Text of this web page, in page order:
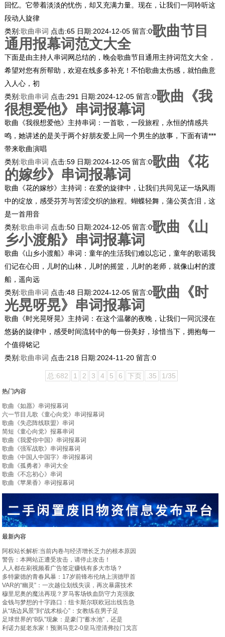
回忆。它带着淡淡的忧伤，却又充满力量。现在，让我们一同聆听这
段动人旋律
类别:歌曲串词 点击:65 日期:2024-12-05 留言:0歌曲节目
通用报幕词范文大全
下面是由主持人串词网总结的，晚会歌曲节目通用主持词范文大全，
希望对您有所帮助，欢迎在线多多补充！不怕歌曲太伤感，就怕曲意
入人心，初
类别:歌曲串词 点击:291 日期:2024-12-05 留言:0歌曲《我
很想爱他》串词报幕词
歌曲《我很想爱他》主持串词：一首歌，一段旅程，永恒的情感共
鸣，她讲述的是关于两个好朋友爱上同一个男生的故事，下面有请***
带来歌曲演唱
类别:歌曲串词 点击:59 日期:2024-12-05 留言:0歌曲《花
的嫁纱》串词报幕词
歌曲《花的嫁纱》主持词：在爱的旋律中，让我们共同见证一场风雨
中的绽放，感受芬芳与苦涩交织的旅程。蝴蝶轻舞，蒲公英含泪，这
是一首用音
类别:歌曲串词 点击:50 日期:2024-12-05 留言:0歌曲《山
乡小渡船》串词报幕词
歌曲《山乡小渡船》串词：童年的生活我们难以忘记，童年的歌谣我
们记在心田，儿时的山林，儿时的摇篮，儿时的老师，就像山村的渡
船，遥向远
类别:歌曲串词 点击:48 日期:2024-12-05 留言:0歌曲《时
光晃呀晃》串词报幕词
歌曲《时光晃呀晃》主持词：在这个温馨的夜晚，让我们一同沉浸在
悠扬的旋律中，感受时间流转中的每一份美好，珍惜当下，拥抱每一
个值得铭记
类别:歌曲串词 点击:218 日期:2024-11-20 留言:0
总:682 1 2 3 4 5 6 下页 .35 1/35
热门内容
歌曲《如愿》串词报幕词
六一节目儿歌《童心向党》串词报幕词
歌曲《失恋阵线联盟》串词
简短《童心向党》报幕串词
歌曲《我爱你中国》串词报幕词
歌曲《强军战歌》串词报幕词
歌曲《中国人中国字》串词报幕词
歌曲《孤勇者》串词大全
歌曲《不忘初心》串词
歌曲《苹果香》串词报幕词
最新内容
阿权站长解析:当前内卷与经济增长乏力的根本原因
警告：本网站正遭受攻击，请停止攻击！
人人都在刷视频看广告签定赚钱有多大市场？
多特蒙德的青春风暴：17岁前锋布伦纳上演德甲首
VAR的“幽灵”：一次越位划线失误，再次暴露技术
穆里尼奥的魔法再现？罗马客场铁血防守力克强敌
金钱与梦想的十字路口：纽卡斯尔联欧冠出线告急
从“场边风景”到“战术核心”：女教练在男子足
足球世界的“B队”现象：是豪门“蓄水池”，还是
利诺力挺老东家！预测马竞2-0皇马澄清弗拉门戈言